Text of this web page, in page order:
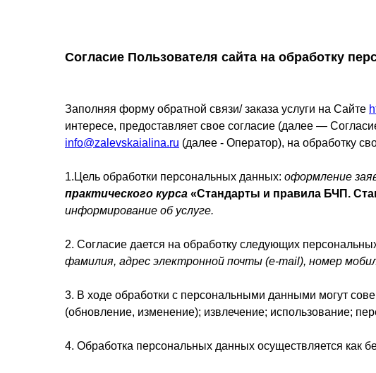
Согласие Пользователя сайта на обработку
Заполняя форму обратной связи/ заказа услуги на Сайте
интересе, предоставляет свое согласие (далее —
info@zalevskaialina.ru (далее - Оператор), на обработку
1.Цель обработки персональных данных: оформление
практического курса «Стандарты и правила БЧП.
информирование об услуге.
2. Согласие дается на обработку следующих
фамилия, адрес электронной почты (e-mail), номер
3. В ходе обработки с персональными данными могут
(обновление, изменение); извлечение; использование;
4. Обработка персональных данных осуществляется как